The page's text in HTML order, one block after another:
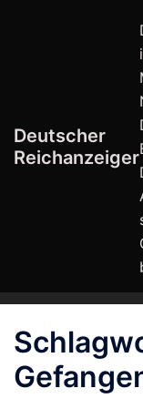
Deutscher
Reichanzeiger